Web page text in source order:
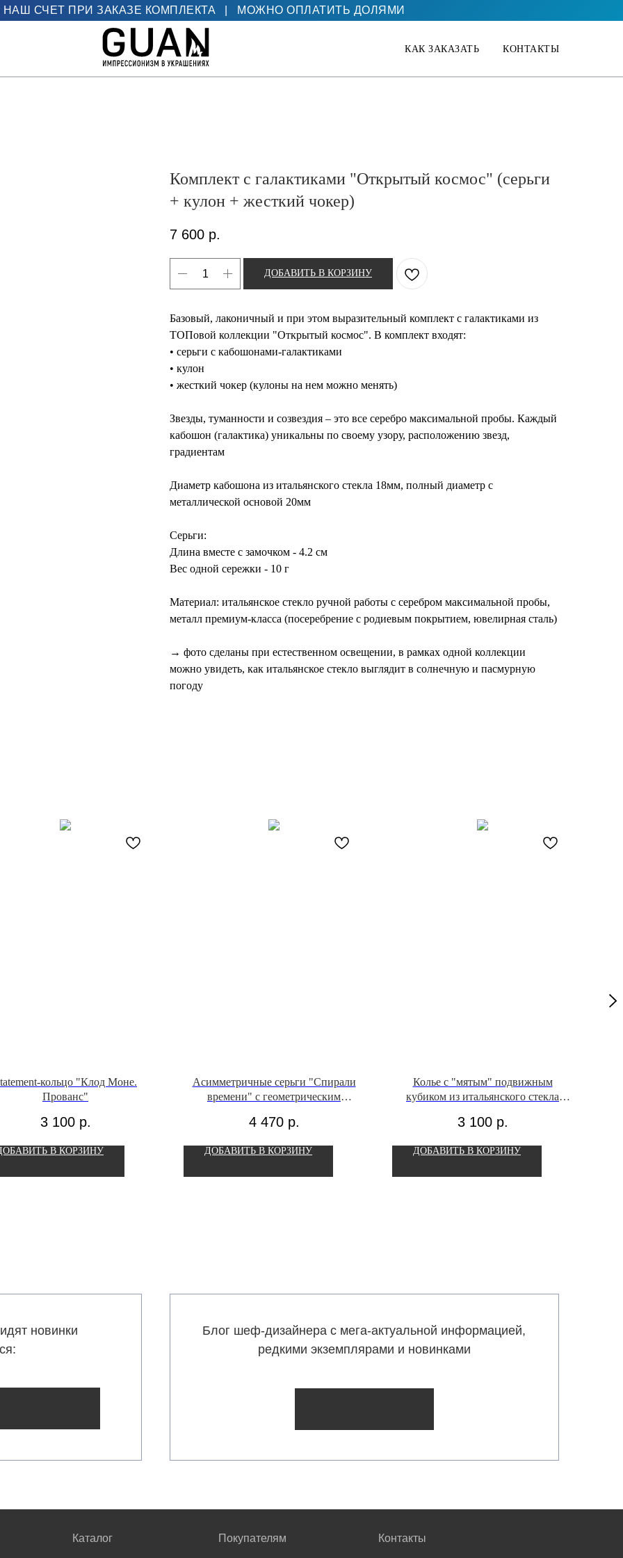
НАШ СЧЕТ ПРИ ЗАКАЗЕ КОМПЛЕКТА МОЖНО ОПЛАТИТЬ ДОЛЯМИ
КАК ЗАКАЗАТЬ КОНТАКТЫ
Комплект с галактиками "Открытый космос" (серьги
+ кулон + жесткий чокер)
7 600 р.
ДОБАВИТЬ В КОРЗИНУ
Базовый, лаконичный и при этом выразительный комплект с галактиками из
ТОПовой коллекции "Открытый космос". В комплект входят:
• серьги с кабошонами-галактиками
• кулон
• жесткий чокер (кулоны на нем можно менять)
Звезды, туманности и созвездия – это все серебро максимальной пробы. Каждый
кабошон (галактика) уникальны по своему узору, расположению звезд,
градиентам
Диаметр кабошона из итальянского стекла 18мм, полный диаметр с
металлической основой 20мм
Серьги:
Длина вместе с замочком - 4.2 см
Вес одной сережки - 10 г
​Материал: итальянское стекло ручной работы с серебром максимальной пробы,
металл премиум-класса (посеребрение с родиевым покрытием, ювелирная сталь)
→ фото сделаны при естественном освещении, в рамках одной коллекции
можно увидеть, как итальянское стекло выглядит в солнечную и пасмурную
погоду
кольцо "Клод Моне.
Прованс"
3 100 р.
В КОРЗИНУ
Асимметричные серьги "Спирали
времени" с геометрическим
4 470 р.
ДОБАВИТЬ В КОРЗИНУ
Колье с "мятым" подвижным
кубиком из итальянского стекла
3 100 р.
ДОБАВИТЬ В КОРЗИНУ
Блог шеф-дизайнера с мега-актуальной информацией,
редкими экземплярами и новинками
новинки
Каталог Покупателям Контакты